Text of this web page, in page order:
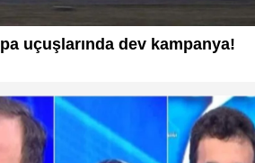
uçuşlarında dev kampanya!